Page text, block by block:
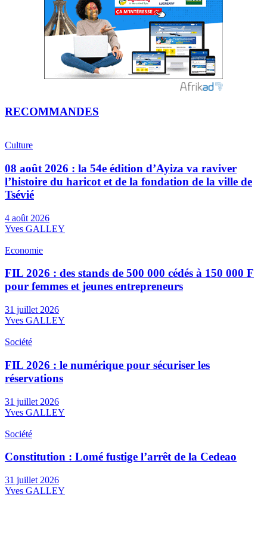
RECOMMANDES
Culture
08 août 2026 : la 54e édition d’Ayiza va raviver
l’histoire du haricot et de la fondation de la ville de
Tsévié
4 août 2026
Yves GALLEY
Economie
FIL 2026 : des stands de 500 000 cédés à 150 000 F
pour femmes et jeunes entrepreneurs
31 juillet 2026
Yves GALLEY
Société
FIL 2026 : le numérique pour sécuriser les
réservations
31 juillet 2026
Yves GALLEY
Société
Constitution : Lomé fustige l’arrêt de la Cedeao
31 juillet 2026
Yves GALLEY